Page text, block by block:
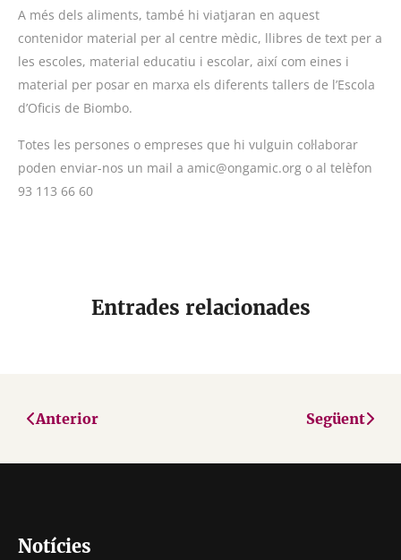
A més dels aliments, també hi viatjaran en aquest
contenidor material per al centre mèdic, llibres de text per a
les escoles, material educatiu i escolar, així com eines i
material per posar en marxa els diferents tallers de l’Escola
d’Oficis de Biombo.
Totes les persones o empreses que hi vulguin col·laborar
poden enviar-nos un mail a amic@ongamic.org o al telèfon
93 113 66 60
Entrades relacionades
Anterior Següent
Notícies